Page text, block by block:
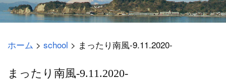
ホーム > school > まったり南風-9.11.2020-
まったり南風-9.11.2020-